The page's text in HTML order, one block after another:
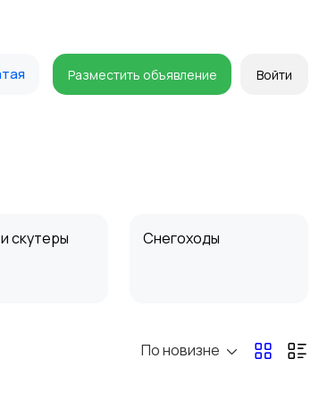
Разместить объявление Войти
скутеры Снегоходы
По новизне